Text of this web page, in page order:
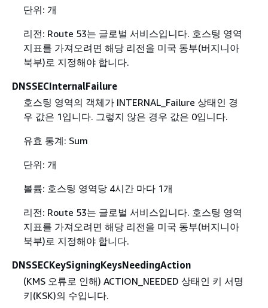
단위: 개
리전: Route 53는 글로벌 서비스입니다. 호스팅 영역
지표를 가져오려면 해당 리전을 미국 동부(버지니아
북부)로 지정해야 합니다.
DNSSECInternalFailure
호스팅 영역의 객체가 INTERNAL_Failure 상태인 경
우 값은 1입니다. 그렇지 않은 경우 값은 0입니다.
유효 통계: Sum
단위: 개
볼륨: 호스팅 영역당 4시간 마다 1개
리전: Route 53는 글로벌 서비스입니다. 호스팅 영역
지표를 가져오려면 해당 리전을 미국 동부(버지니아
북부)로 지정해야 합니다.
DNSSECKeySigningKeysNeedingAction
(KMS 오류로 인해) ACTION_NEEDED 상태인 키 서명
키(KSK)의 수입니다.